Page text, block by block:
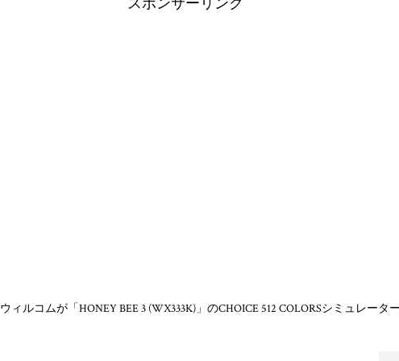
ウィルコムが「HONEY BEE 3 (WX333K)」のCHOICE 512 COLORSシミュレータ